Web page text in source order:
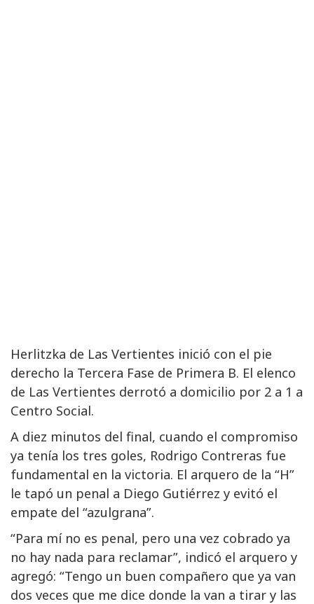
Herlitzka de Las Vertientes inició con el pie
derecho la Tercera Fase de Primera B. El elenco
de Las Vertientes derrotó a domicilio por 2 a 1 a
Centro Social.
A diez minutos del final, cuando el compromiso
ya tenía los tres goles, Rodrigo Contreras fue
fundamental en la victoria. El arquero de la “H”
le tapó un penal a Diego Gutiérrez y evitó el
empate del “azulgrana”.
“Para mí no es penal, pero una vez cobrado ya
no hay nada para reclamar”, indicó el arquero y
agregó: “Tengo un buen compañero que ya van
dos veces que me dice donde la van a tirar y las